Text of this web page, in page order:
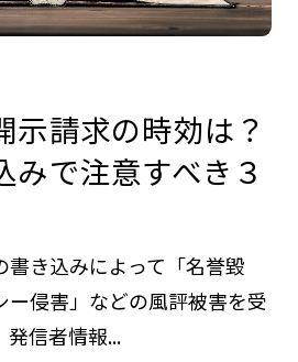
示請求の時効は？
みで注意すべき３
書き込みによって「名誉毀
ー侵害」などの風評被害を受
発信者情報...